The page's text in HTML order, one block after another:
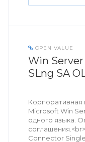
OPEN VALUE
Win
SLng SA
Корпоративная
Microsoft Win
одного языка.
Connector